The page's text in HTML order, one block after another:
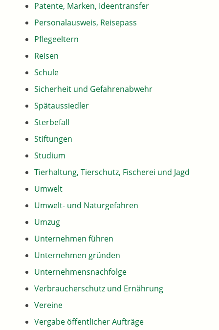
Patente, Marken, Ideentransfer
Personalausweis, Reisepass
Pflegeeltern
Reisen
Schule
Sicherheit und Gefahrenabwehr
Spätaussiedler
Sterbefall
Stiftungen
Studium
Tierhaltung, Tierschutz, Fischerei und Jagd
Umwelt
Umwelt- und Naturgefahren
Umzug
Unternehmen führen
Unternehmen gründen
Unternehmensnachfolge
Verbraucherschutz und Ernährung
Vereine
Vergabe öffentlicher Aufträge